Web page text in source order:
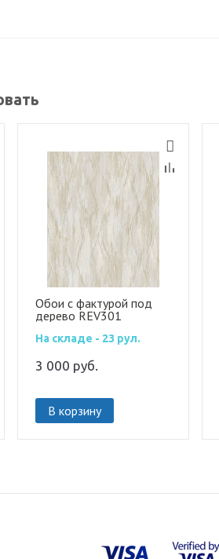
Обои с фактурой под
дерево REV301
На складе - 23 рул.
3 000 руб.
В корзину